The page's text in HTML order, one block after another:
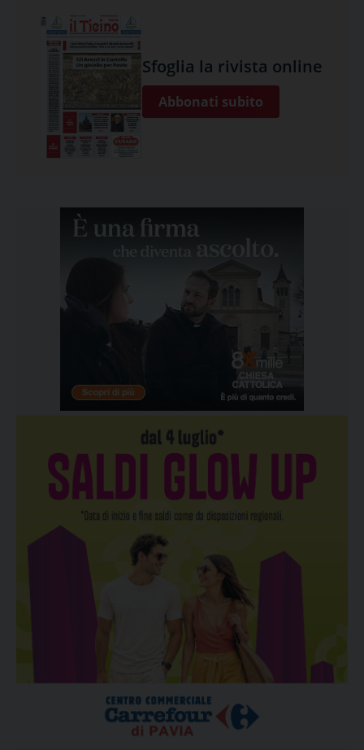
Sfoglia la rivista online
Abbonati subito